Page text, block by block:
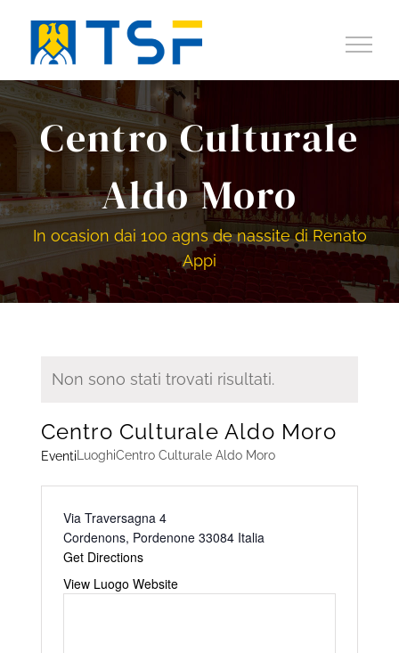
contenuto
Centro Culturale
Aldo Moro
In ocasion dai 100 agns de nassite di Renato
Appi
Notice
Non sono stati trovati risultati.
Centro Culturale Aldo Moro
EventiLuoghiCentro Culturale Aldo Moro
Address
Via Traversagna 4
Cordenons, Pordenone 33084 Italia
Get Directions
Website
View Luogo Website